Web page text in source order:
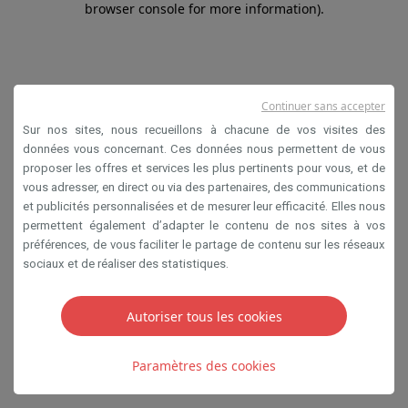
browser console for more information).
Sur nos sites, nous recueillons à chacune de vos visites des
données vous concernant. Ces données nous permettent de vous
proposer les offres et services les plus pertinents pour vous, et de
vous adresser, en direct ou via des partenaires, des communications
et publicités personnalisées et de mesurer leur efficacité. Elles nous
permettent également d’adapter le contenu de nos sites à vos
préférences, de vous faciliter le partage de contenu sur les réseaux
sociaux et de réaliser des statistiques.
Autoriser tous les cookies
Paramètres des cookies
Continuer sans accepter